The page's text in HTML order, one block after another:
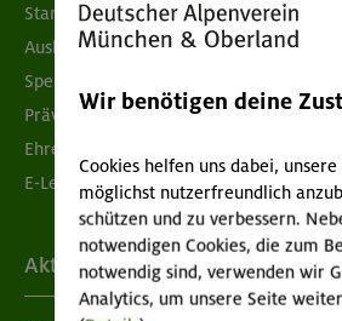
Standorte
Ausbildung & Jobs
Spenden
Prävention sexualisierter Gewalt
Ehrenamtsbörse
E-Learning
Aktuelles
Wir benötigen deine
Cookies helfen uns dabei, unsere
möglichst nutzerfreundlich
schützen und zu verbessern.
notwendigen Cookies, die zum
notwendig sind, verwenden wir
Analytics, um unsere Seite